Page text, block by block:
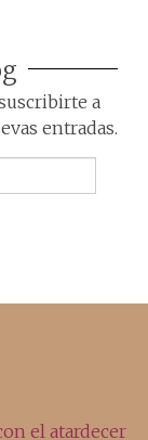
a
entradas.